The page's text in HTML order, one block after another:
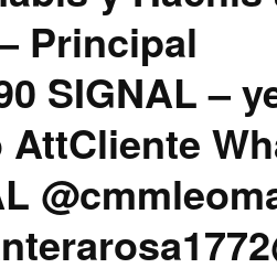
Principal
SIGNAL –